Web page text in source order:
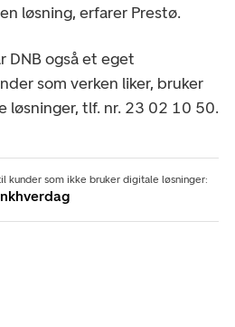
løsning, erfarer Prestø.
DNB også et eget
som verken liker, bruker
løsninger, tlf. nr. 23 02 10 50.
kunder som ikke bruker digitale løsninger: